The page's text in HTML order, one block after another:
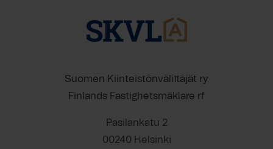
Suomen Kiinteistönvälittäjät ry
Finlands Fastighetsmäklare rf
Pasilankatu 2
00240 Helsinki